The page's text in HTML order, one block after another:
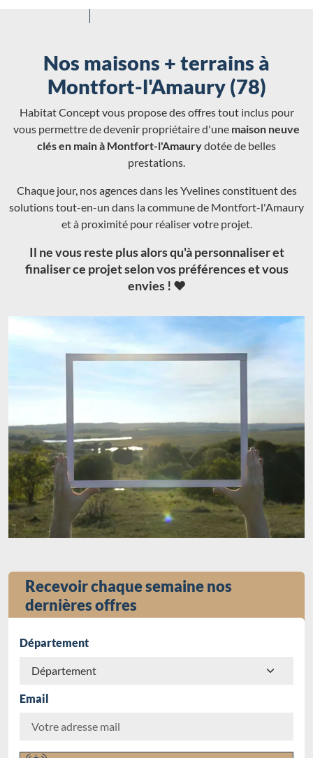
Nos maisons + terrains à
Montfort-l'Amaury (78)
Habitat Concept vous propose des offres tout inclus pour
vous permettre de devenir propriétaire d'une maison neuve
clés en main à Montfort-l'Amaurydotée de belles
prestations.
Chaque jour, nos agences dans les Yvelines constituent des
solutions tout-en-un dans la commune de Montfort-l'Amaury
et à proximité pour réaliser votre projet.
Il ne vous reste plus alors qu'à personnaliser et
finaliser ce projet selon vos préférences et vous
envies ! ❤️
Recevoir chaque semaine nos
dernières offres
Département
Email